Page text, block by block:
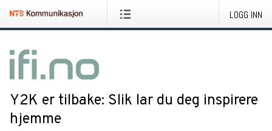
LOGG INN
Y2K er tilbake: Slik lar du deg inspirere
hjemme